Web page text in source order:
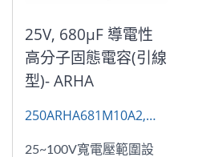
25V, 680μF 導電性
高分子固態電容(引線
型)- ARHA
250ARHA681M10A2,
25~100V寬電壓範圍設